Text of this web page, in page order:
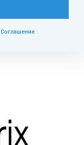
Соглашение